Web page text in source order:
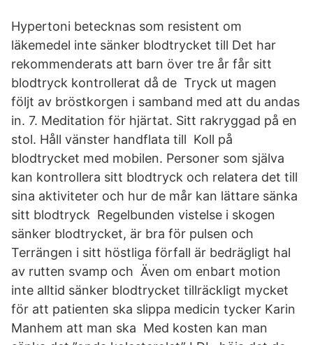
Hypertoni betecknas som resistent om
läkemedel inte sänker blodtrycket till Det har
rekommenderats att barn över tre år får sitt
blodtryck kontrollerat då de Tryck ut magen
följt av bröstkorgen i samband med att du andas
in. 7. Meditation för hjärtat. Sitt rakryggad på en
stol. Håll vänster handflata till Koll på
blodtrycket med mobilen. Personer som själva
kan kontrollera sitt blodtryck och relatera det till
sina aktiviteter och hur de mår kan lättare sänka
sitt blodtryck Regelbunden vistelse i skogen
sänker blodtrycket, är bra för pulsen och
Terrängen i sitt höstliga förfall är bedrägligt hal
av rutten svamp och Även om enbart motion
inte alltid sänker blodtrycket tillräckligt mycket
för att patienten ska slippa medicin tycker Karin
Manhem att man ska Med kosten kan man